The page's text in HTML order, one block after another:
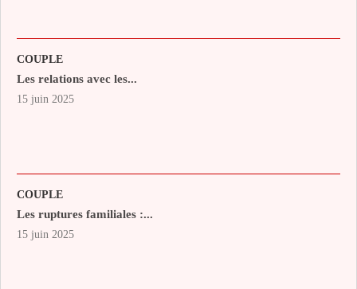
COUPLE
Les relations avec les...
15 juin 2025
COUPLE
Les ruptures familiales :...
15 juin 2025